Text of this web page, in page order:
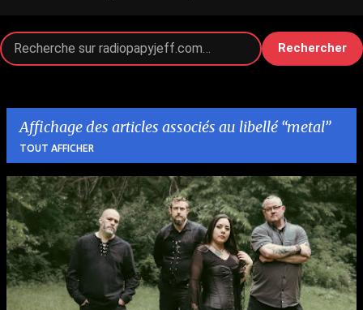
Rechercher
Affichage des articles associés au libellé metal
TOUT AFFICHER
A
r